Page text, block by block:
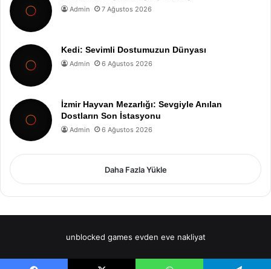
Admin 7 Ağustos 2026
Kedi: Sevimli Dostumuzun Dünyası
Admin 6 Ağustos 2026
İzmir Hayvan Mezarlığı: Sevgiyle Anılan
Dostların Son İstasyonu
Admin 6 Ağustos 2026
Daha Fazla Yükle
unblocked games evden eve nakliyat